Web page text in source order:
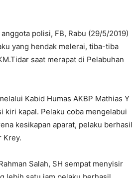
polisi, FB, Rabu (29/5/2019)
yang hendak melerai, tiba-tiba
saat merapat di Pelabuhan
Kabid Humas AKBP Mathias Y
kiri kapal. Pelaku coba mengelabui
kesikapan aparat, pelaku berhasil
Krey.
Salah, SH sempat menyisir